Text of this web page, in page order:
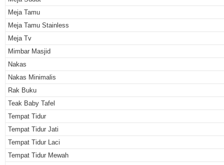
Meja Tamu
Meja Tamu Stainless
Meja Tv
Mimbar Masjid
Nakas
Nakas Minimalis
Rak Buku
Teak Baby Tafel
Tempat Tidur
Tempat Tidur Jati
Tempat Tidur Laci
Tempat Tidur Mewah